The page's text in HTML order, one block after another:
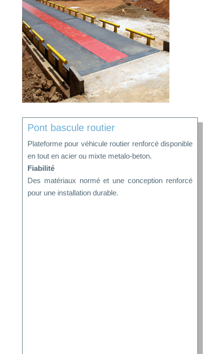
Pont bascule routier
Plateforme pour véhicule routier renforcé disponible
en tout en acier ou mixte metalo-beton.
Fiabilité
Des matériaux normé et une conception renforcé
pour une installation durable.